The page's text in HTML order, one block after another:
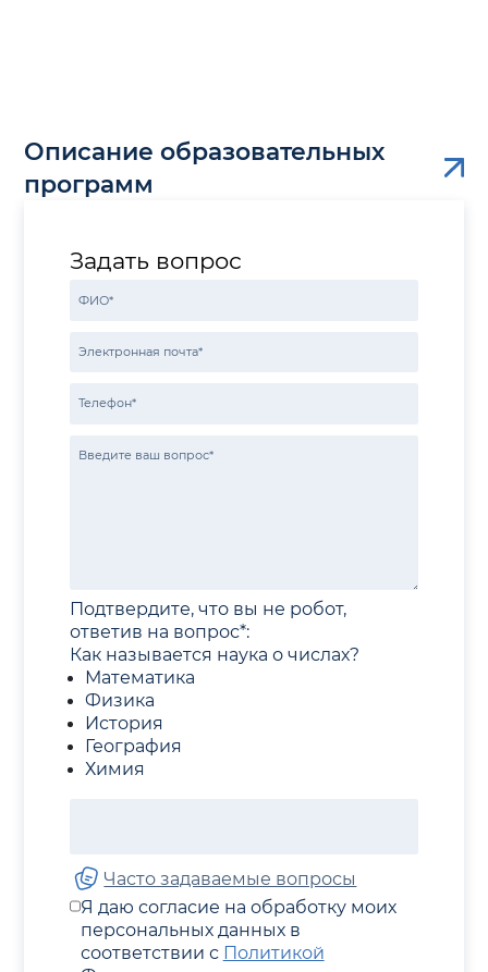
Описание образовательных
программ
Задать вопрос
Подтвердите, что вы не робот,
ответив на вопрос*:
Как называется наука о числах?
Математика
Физика
История
География
Химия
Часто задаваемые вопросы
Я даю согласие на обработку моих
персональных данных в
соответствии с Политикой